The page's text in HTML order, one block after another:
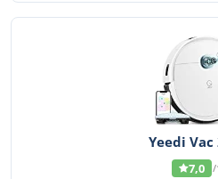
Yeedi Vac
7,0 /